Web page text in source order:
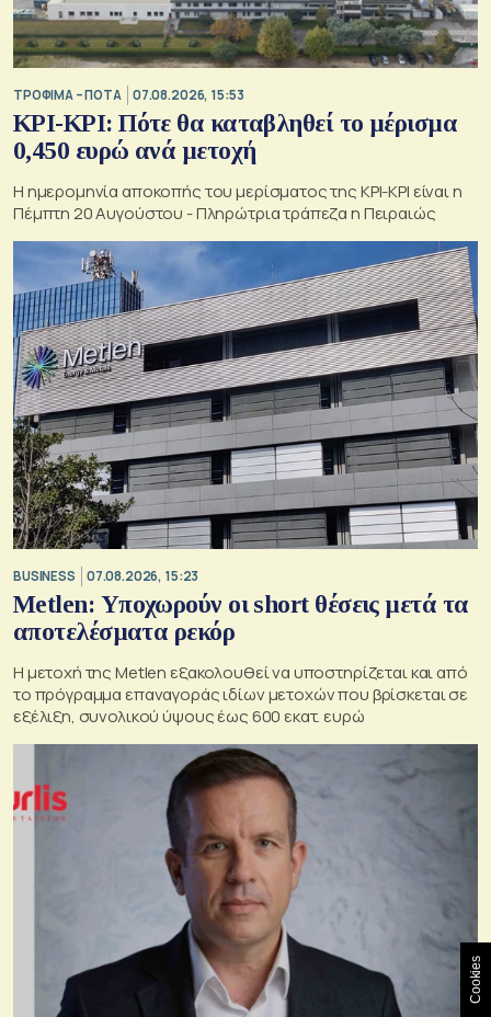
ΤΡΟΦΙΜΑ – ΠΟΤΑ 07.08.2026, 15:53
ΚΡΙ-ΚΡΙ: Πότε θα καταβληθεί το μέρισμα
0,450 ευρώ ανά μετοχή
Η ημερομηνία αποκοπής του μερίσματος της ΚΡΙ-ΚΡΙ είναι η
Πέμπτη 20 Αυγούστου - Πληρώτρια τράπεζα η Πειραιώς
BUSINESS 07.08.2026, 15:23
Metlen: Υποχωρούν οι short θέσεις μετά τα
αποτελέσματα ρεκόρ
Η μετοχή της Metlen εξακολουθεί να υποστηρίζεται και από
το πρόγραμμα επαναγοράς ιδίων μετοχών που βρίσκεται σε
εξέλιξη, συνολικού ύψους έως 600 εκατ. ευρώ
Cookies